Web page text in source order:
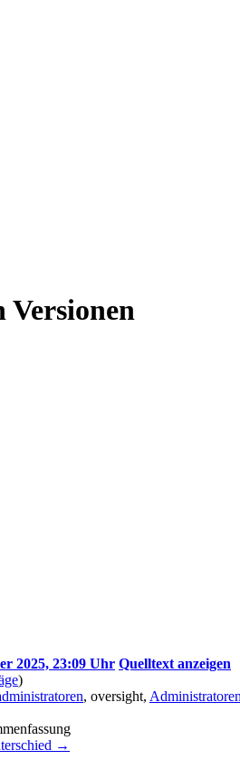
Versionen
2025, 23:09 Uhr Quelltext anzeigen
)
, oversight, Administratoren
→